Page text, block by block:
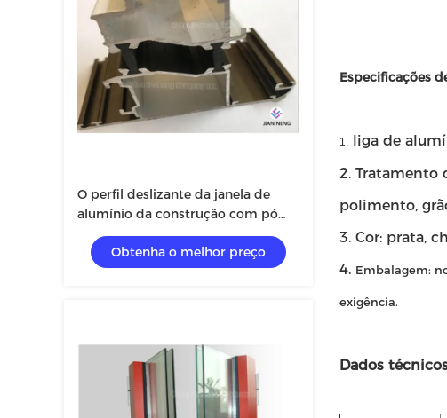
O perfil deslizante da janela de
alumínio da construção com pó
revestiu/dobro vitrificado
Obtenha o melhor preço
Especificações
1. liga de
2. Tratamento
polimento,
3. Cor: prata,
4. Embalagem:
exigência.
Dados